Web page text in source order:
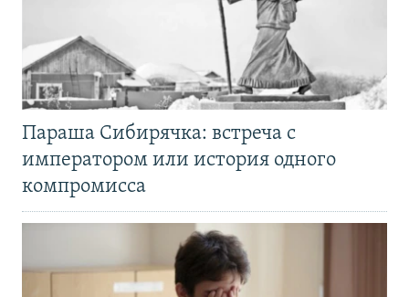
Параша Сибирячка: встреча с
императором или история одного
компромисса